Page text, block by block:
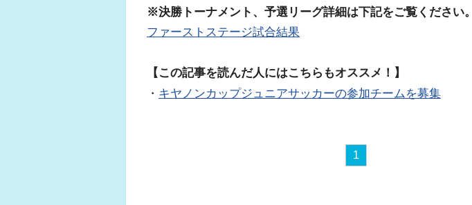
※決勝トーナメント、予選リーグ詳細は下記をご覧ください。
ファーストステージ試合結果
【この記事を読んだ人にはこちらもオススメ！】
・ キヤノンカップジュニアサッカーの参加チームを募集
1